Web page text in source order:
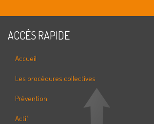
ACCÈS RAPIDE
Accueil
Les procédures collectives
Prévention
Actif